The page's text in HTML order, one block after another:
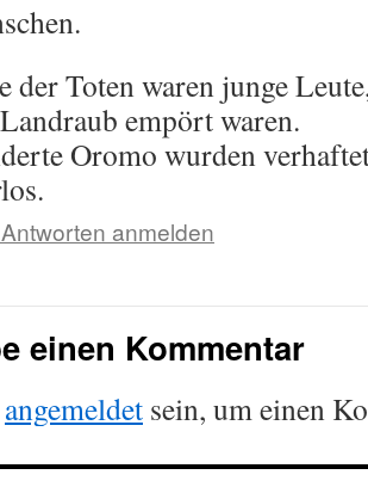
der Toten waren junge
empört waren.
Oromo wurden
anmelden
einen Kommentar
angemeldet sein, um einen